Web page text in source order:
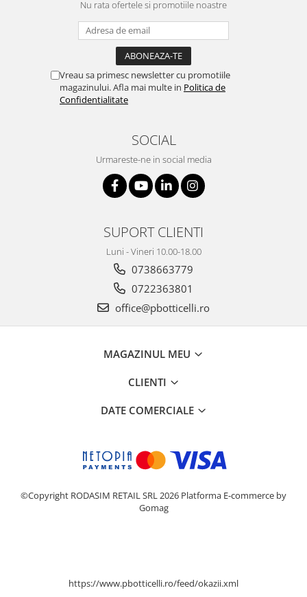
Nu rata ofertele si promotiile noastre
Vreau sa primesc newsletter cu promotiile
magazinului. Afla mai multe in Politica de
Confidentialitate
SOCIAL
Urmareste-ne in social media
SUPORT CLIENTI
Luni - Vineri 10.00-18.00
0738663779
0722363801
office@pbotticelli.ro
MAGAZINUL MEU
CLIENTI
DATE COMERCIALE
©Copyright RODASIM RETAIL SRL 2026 Platforma E-commerce by
Gomag
https://www.pbotticelli.ro/feed/okazii.xml